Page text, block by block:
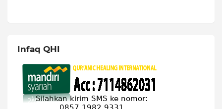
Infaq QHI